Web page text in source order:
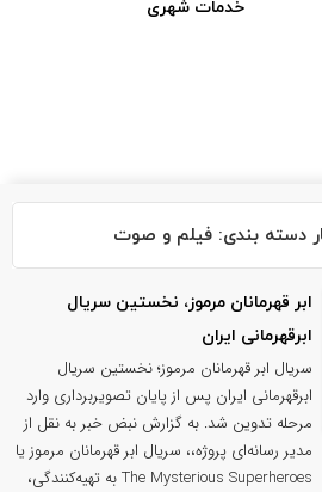
خدمات شهری
دسته بندی: فیلم و صوت
ابر قهرمانان مرموز، نخستین سریال
ابرقهرمانی ایران
سریال ابر قهرمانان مرموز؛ نخستین سریال
ابرقهرمانی ایران پس از پایان تصویربرداری وارد
مرحله تدوین شد. به گزارش نبض خبر به نقل از
مدیر رسانه‌ای پروژه،، سریال ابر قهرمانان مرموز یا
The Mysterious Superheroes به تهیه‌کنندگی،